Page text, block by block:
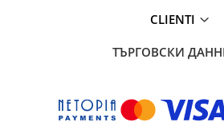
CLIENTI
ТЪРГОВСКИ